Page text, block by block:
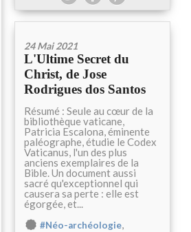
24 Mai 2021
L'Ultime Secret du
Christ, de Jose
Rodrigues dos Santos
Résumé : Seule au cœur de la
bibliothèque vaticane,
Patricia Escalona, éminente
paléographe, étudie le Codex
Vaticanus, l'un des plus
anciens exemplaires de la
Bible. Un document aussi
sacré qu'exceptionnel qui
causera sa perte : elle est
égorgée, et...
#Néo-archéologie,